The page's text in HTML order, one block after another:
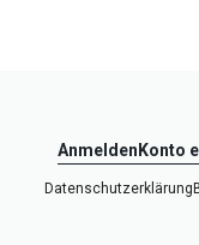
Anmelden Konto
Datenschutzerklärung